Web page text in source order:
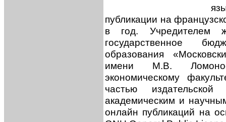
публикации на
в год. Учредителем
государственное
образования
имени М.В.
экономическому
частью
академическим и
онлайн публикаций на